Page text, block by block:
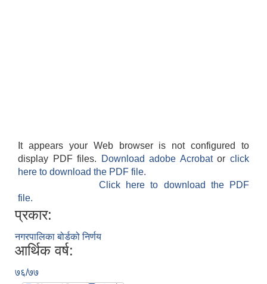
It appears your Web browser is not configured to
display PDF files.
Download adobe Acrobatorclick
here to download the PDF file.
Click here to download the PDF
file.
प्रकार:
नगरपालिका बोर्डको निर्णय
आर्थिक वर्ष:
७६/७७